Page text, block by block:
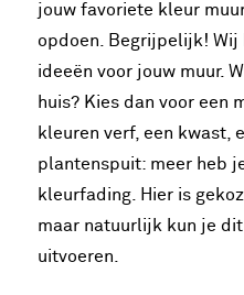
jouw favoriete kleur
opdoen. Begrijpelijk! Wij
ideeën voor jouw muur.
huis? Kies dan voor een
kleuren verf, een kwast,
plantenspuit: meer heb
kleurfading. Hier is
maar natuurlijk kun je
uitvoeren.